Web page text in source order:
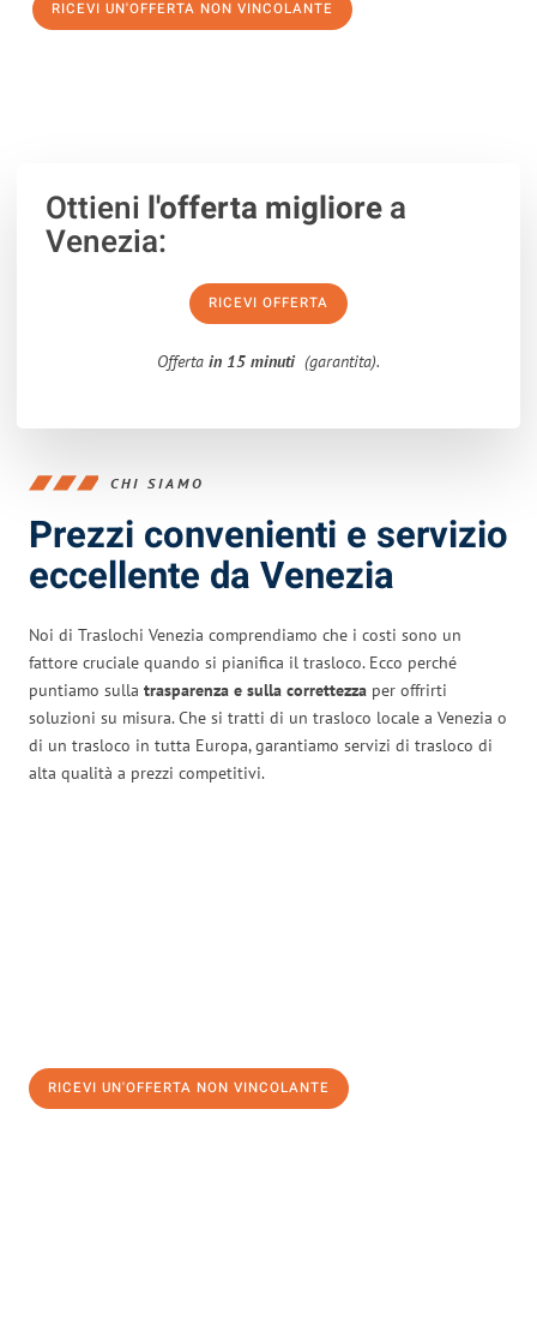
RICEVI UN'OFFERTA NON VINCOLANTE
Ottieni l'offerta migliorea
Venezia:
RICEVI OFFERTA
Offerta in 15 minuti (garantita).
CHI SIAMO
Prezzi convenienti e servizio
eccellente da Venezia
Noi di Traslochi Venezia comprendiamo che i costi sono un
fattore cruciale quando si pianifica il trasloco. Ecco perché
puntiamo sulla trasparenza e sulla correttezza per offrirti
soluzioni su misura. Che si tratti di un trasloco locale a Venezia o
di un trasloco in tutta Europa, garantiamo servizi di trasloco di
alta qualità a prezzi competitivi.
RICEVI UN'OFFERTA NON VINCOLANTE